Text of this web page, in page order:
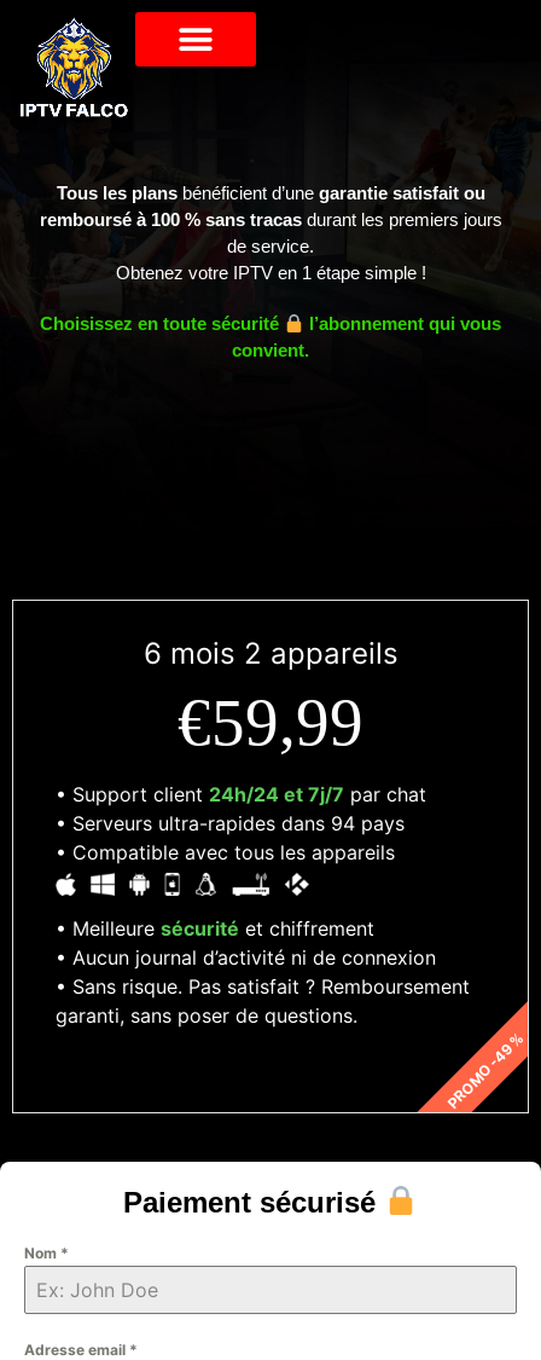
Tous les plansbénéficient d’une garantie satisfait ou
remboursé à 100 % sans tracasdurant les premiers jours
de service.
Obtenez votre IPTV en 1 étape simple !
Choisissez en toute sécurité
l’abonnement qui vous
convient.
6 mois 2 appareils
€59,99
• Support client 24h/24 et 7j/7 par chat
• Serveurs ultra-rapides dans 94 pays
• Compatible avec tous les appareils
• Meilleure sécurité et chiffrement
• Aucun journal d’activité ni de connexion
• Sans risque. Pas satisfait ? Remboursement
garanti, sans poser de questions.
PROMO -49 %
Paiement sécurisé
Nom *
Adresse email *